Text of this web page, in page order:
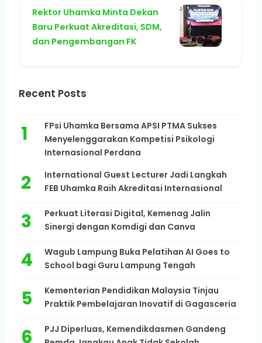
Rektor Uhamka Minta Dekan
Baru Perkuat Akreditasi, SDM,
dan Pengembangan FK
Recent Posts
FPsi Uhamka Bersama APSI PTMA Sukses
Menyelenggarakan Kompetisi Psikologi
Internasional Perdana
International Guest Lecturer Jadi Langkah
FEB Uhamka Raih Akreditasi Internasional
Perkuat Literasi Digital, Kemenag Jalin
Sinergi dengan Komdigi dan Canva
Wagub Lampung Buka Pelatihan AI Goes to
School bagi Guru Lampung Tengah
Kementerian Pendidikan Malaysia Tinjau
Praktik Pembelajaran Inovatif di Gagasceria
PJJ Diperluas, Kemendikdasmen Gandeng